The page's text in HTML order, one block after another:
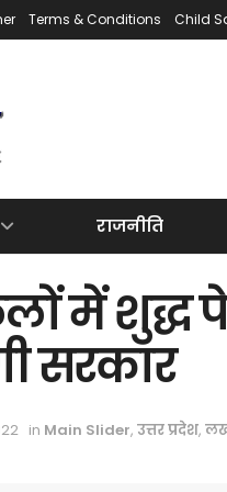
Terms & Conditions Child
राजनीति
में
सरकार
in Main Slider, उत्तर प्रदेश,